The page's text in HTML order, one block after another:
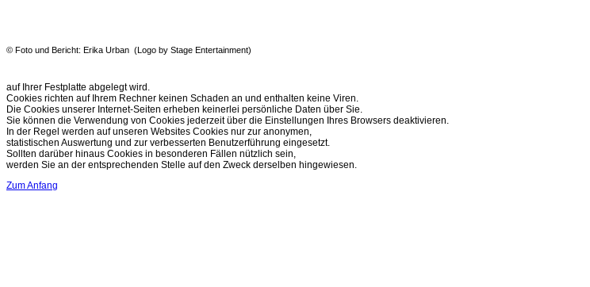
© Foto und Bericht: Erika Urban (Logo by Stage Entertainment)
auf Ihrer Festplatte abgelegt wird.
Cookies richten auf Ihrem Rechner keinen Schaden an und enthalten keine Viren.
Die Cookies unserer Internet-Seiten erheben keinerlei persönliche Daten über Sie.
Sie können die Verwendung von Cookies jederzeit über die Einstellungen Ihres Browsers deaktivieren.
In der Regel werden auf unseren Websites Cookies nur zur anonymen,
statistischen Auswertung und zur verbesserten Benutzerführung eingesetzt.
Sollten darüber hinaus Cookies in besonderen Fällen nützlich sein,
werden Sie an der entsprechenden Stelle auf den Zweck derselben hingewiesen.
Zum Anfang